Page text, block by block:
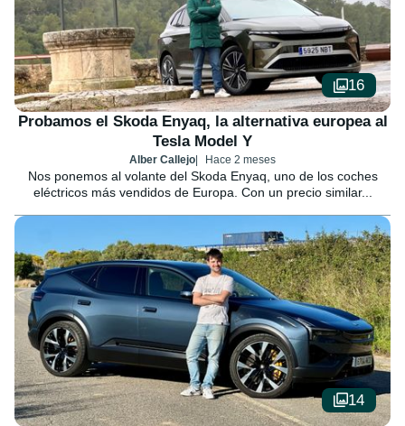
16
Probamos el Skoda Enyaq, la alternativa europea al
Tesla Model Y
Alber Callejo Hace 2 meses
Nos ponemos al volante del Skoda Enyaq, uno de los coches
eléctricos más vendidos de Europa. Con un precio similar...
14